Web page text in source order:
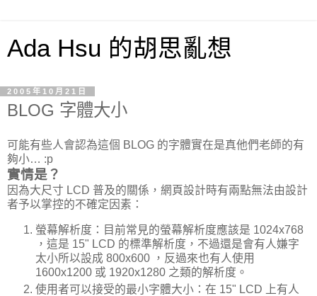
Ada Hsu 的胡思亂想
2005年10月21日
BLOG 字體大小
可能有些人會認為這個 BLOG 的字體實在是真他們老師的有
夠小… :p
實情是？
因為大尺寸 LCD 普及的關係，網頁設計時有兩點無法由設計
者予以掌控的不確定因素：
螢幕解析度：目前常見的螢幕解析度應該是 1024x768
，這是 15" LCD 的標準解析度，不過還是會有人嫌字
太小所以設成 800x600 ，反過來也有人使用
1600x1200 或 1920x1280 之類的解析度。
使用者可以接受的最小字體大小：在 15" LCD 上有人